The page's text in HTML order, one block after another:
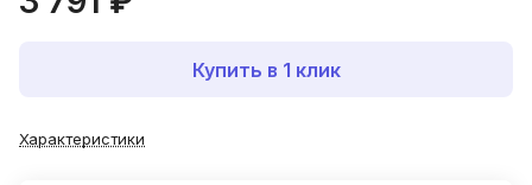
Купить в 1 клик
Характеристики